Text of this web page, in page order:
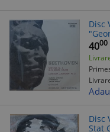
Disc
4000
Disc
Stat